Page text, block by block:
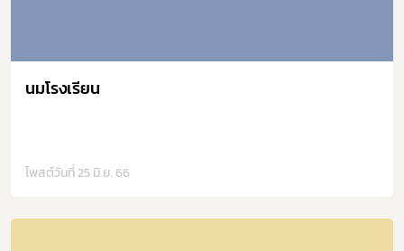
นมโรงเรียน
โพสต์วันที่ 25 มิ.ย. 66